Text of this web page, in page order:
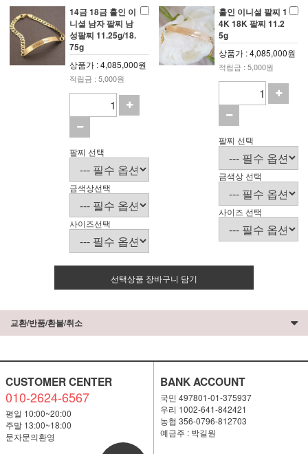
14금 18금 홀인 이
니셜 남자 팔찌 남
성팔찌 11.25g/18.
75g
상품가 : 4,085,000원
적립금 : 5,000원
팔찌 선택
금색상선택
사이즈선택
홀인 이니셜 팔찌 1
4K 18K 팔찌 11.2
5g
상품가 : 4,085,000원
적립금 : 5,000원
팔찌 선택
금색상 선택
사이즈 선택
선택상품 장바구니 담기
교환/반품/환불/취소
CUSTOMER CENTER
010-2624-6567
평일 10:00~20:00
주말 13:00~18:00
문자문의환영
BANK ACCOUNT
국민 497801-01-375937
우리 1002-641-842421
농협 356-0796-812703
예금주 : 박길원